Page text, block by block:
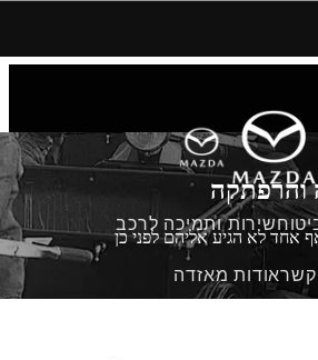
שירות ותמיכה לרכב
אודות מאזדה
לא הגיע אליהם לפני כן